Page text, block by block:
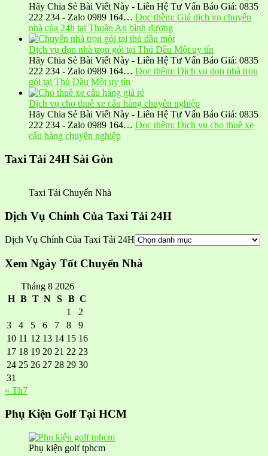
Hãy Chia Sẻ Bài Viết Này - Liên Hệ Tư Vấn Báo Giá: 0835
222 234 - Zalo 0989 164… Đọc thêm: Giá dịch vụ chuyển
nhà của 24h tại Thuận An bình dương
Dịch vụ dọn nhà trọn gói tại Thủ Dầu Một uy tín
Hãy Chia Sẻ Bài Viết Này - Liên Hệ Tư Vấn Báo Giá: 0835
222 234 - Zalo 0989 164… Đọc thêm: Dịch vụ dọn nhà trọn
gói tại Thủ Dầu Một uy tín
Dịch vụ cho thuê xe cẩu hàng chuyên nghiệp
Hãy Chia Sẻ Bài Viết Này - Liên Hệ Tư Vấn Báo Giá: 0835
222 234 - Zalo 0989 164… Đọc thêm: Dịch vụ cho thuê xe
cẩu hàng chuyên nghiệp
Taxi Tải 24H Sài Gòn
Taxi Tải Chuyển Nhà
Dịch Vụ Chính Của Taxi Tải 24H
Dịch Vụ Chính Của Taxi Tải 24H
Xem Ngày Tốt Chuyển Nhà
Tháng 8 2026
H B T N S B C
1
2
3
4 5 6 7 8
9
10 11 12 13 14 15 16
17 18 19 20 21 22 23
24 25 26 27 28 29 30
31
« Th7
Phụ Kiện Golf Tại HCM
Phụ kiện golf tphcm